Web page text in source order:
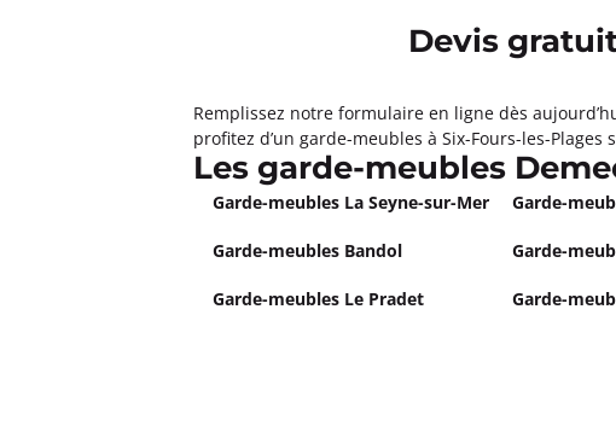
4,3 282 avis
Fermé actuellement.Ouvre à 08:00
17 avenue Lamartine 13170 Les Pennes-
Plus
Devis
Remplissez notre formulaire en ligne dès
profitez d’un garde-meubles à Six-Fours-les-
Les garde-meubles
Garde-meubles La Seyne-sur-Mer Garde-
Garde-meubles Bandol Garde-
Garde-meubles Le Pradet Garde-